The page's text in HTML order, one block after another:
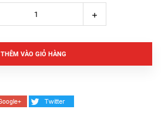
THÊM VÀO GIỎ HÀNG